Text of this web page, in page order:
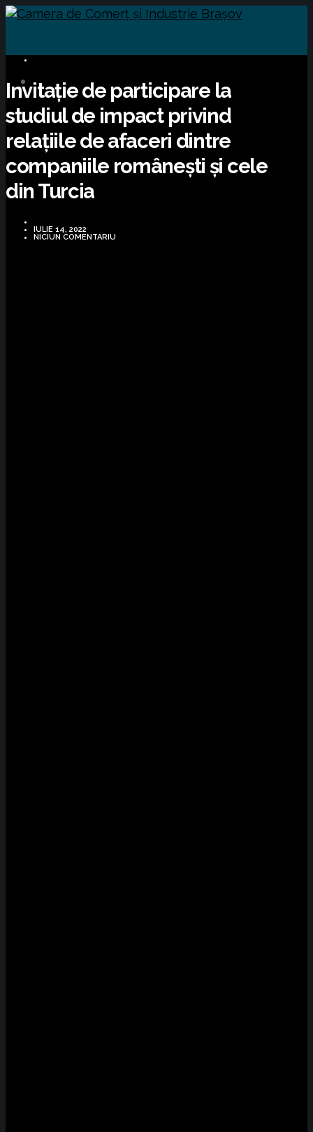
Invitație de participare la
studiul de impact privind
relațiile de afaceri dintre
companiile românești și cele
din Turcia
IULIE 14, 2022
NICIUN COMENTARIU